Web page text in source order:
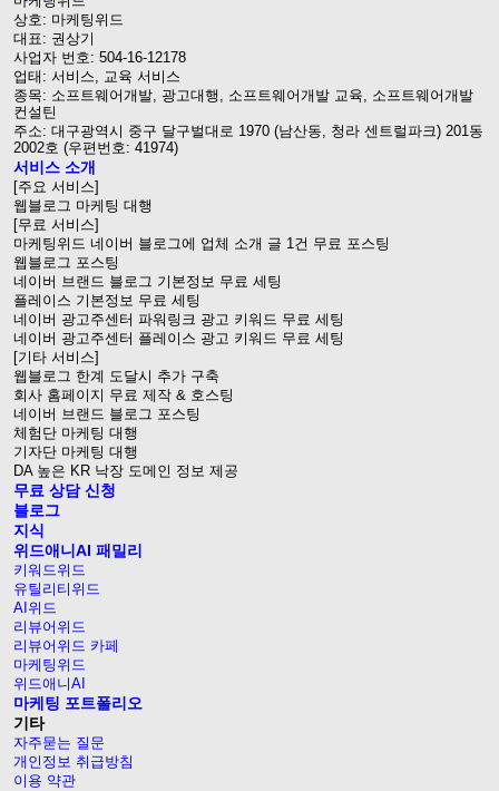
상호: 마케팅위드
대표: 권상기
사업자 번호: 504-16-12178
업태: 서비스, 교육 서비스
종목: 소프트웨어개발, 광고대행, 소프트웨어개발 교육, 소프트웨어개발
컨설틴
주소: 대구광역시 중구 달구벌대로 1970 (남산동, 청라 센트럴파크) 201동
2002호 (우편번호: 41974)
서비스 소개
[주요 서비스]
웹블로그 마케팅 대행
[무료 서비스]
마케팅위드 네이버 블로그에 업체 소개 글 1건 무료 포스팅
웹블로그 포스팅
네이버 브랜드 블로그 기본정보 무료 세팅
플레이스 기본정보 무료 세팅
네이버 광고주센터 파워링크 광고 키워드 무료 세팅
네이버 광고주센터 플레이스 광고 키워드 무료 세팅
[기타 서비스]
웹블로그 한계 도달시 추가 구축
회사 홈페이지 무료 제작 & 호스팅
네이버 브랜드 블로그 포스팅
체험단 마케팅 대행
기자단 마케팅 대행
DA 높은 KR 낙장 도메인 정보 제공
무료 상담 신청
블로그
지식
위드애니AI 패밀리
키워드위드
유틸리티위드
AI위드
리뷰어위드
리뷰어위드 카페
마케팅위드
위드애니AI
마케팅 포트폴리오
기타
자주묻는 질문
개인정보 취급방침
이용 약관